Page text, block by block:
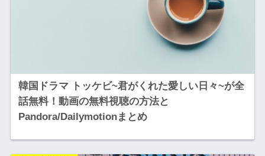
韓国ドラマ トッケビ~君がくれた愛しい日々~が全
話無料！動画の無料視聴の方法と
Pandora/Dailymotionまとめ